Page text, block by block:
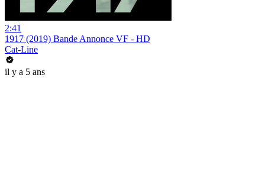
2:41
1917 (2019) Bande Annonce VF - HD
Cat-Line
il y a 5 ans